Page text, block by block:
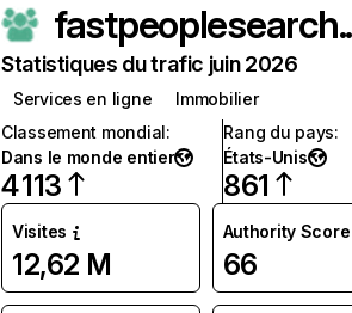
Statistiques du trafic juin 2026
Services en ligne
Immobilier
Classement mondial:
Dans le monde entier
4 113
Rang du pays:
États-Unis
861
Visites
12,62 M
Authority Score
66